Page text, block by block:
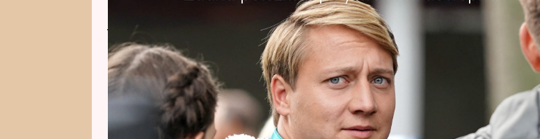
jezdec a trenér. Při natáčení seriálu o koních se tak propojily obě jeho
vášně. Život na statku zná velmi dobře odmala, nahlédl ale zase o
něco více do světa dostihových závodů. A může je s nadsázkou směle
porovnat. Podívejte se na exkluzivní rozhovor.